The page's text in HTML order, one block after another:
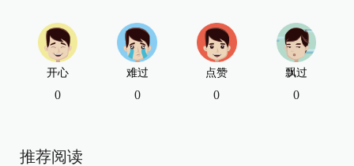
开心
0
难过
0
点赞
0
飘过
0
推荐阅读